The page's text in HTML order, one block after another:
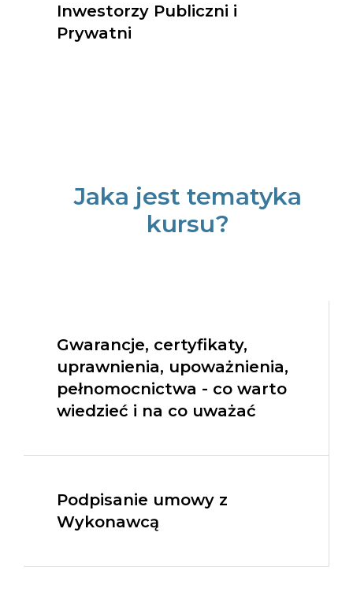
Inwestorzy Publiczni i
Prywatni
Jaka jest tematyka
kursu?
Gwarancje, certyfikaty,
uprawnienia, upoważnienia,
pełnomocnictwa - co warto
wiedzieć i na co uważać
Podpisanie umowy z
Wykonawcą